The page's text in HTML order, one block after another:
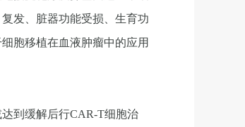
发、脏器功能受损、生育功
胞移植在血液肿瘤中的应用
到缓解后行CAR-T细胞治